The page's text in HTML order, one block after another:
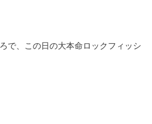
で、この日の大本命ロックフィッシ